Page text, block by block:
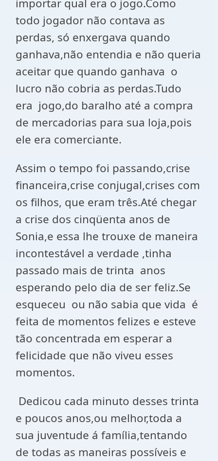
importar qual era o jogo.Como
todo jogador não contava as
perdas, só enxergava quando
ganhava,não entendia e não queria
aceitar que quando ganhava o
lucro não cobria as perdas.Tudo
era jogo,do baralho até a compra
de mercadorias para sua loja,pois
ele era comerciante.
Assim o tempo foi passando,crise
financeira,crise conjugal,crises com
os filhos, que eram três.Até chegar
a crise dos cinqüenta anos de
Sonia,e essa lhe trouxe de maneira
incontestável a verdade ,tinha
passado mais de trinta anos
esperando pelo dia de ser feliz.Se
esqueceu ou não sabia que vida é
feita de momentos felizes e esteve
tão concentrada em esperar a
felicidade que não viveu esses
momentos.
Dedicou cada minuto desses trinta
e poucos anos,ou melhor,toda a
sua juventude á família,tentando
de todas as maneiras possíveis e